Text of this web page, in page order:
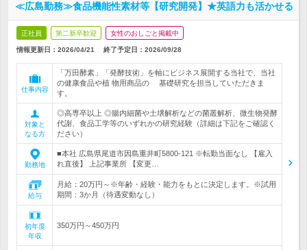
≪広島勤務≫食品機能性素材等【研究開発】★英語力も活かせる
正社員 第二新卒歓迎 女性のおしごと掲載中
情報更新日：2026/04/21 終了予定日： 2026/09/28
仕事内容
「万田酵素」「発酵技術」を軸にビジネス展開する当社で、当社
の健康食品や植 物用商品の 基礎研究を担当していただきま
す。
対象と
なる方
◎高専卒以上 ◎腸内細菌や土壌解析などの菌叢解析、微生物発酵
代謝、食品工学等のいずれかの研究経験（詳細は下記をご確認く
ださい）
勤務地
■本社 広島県尾道市因島重井町5800-121 ※転勤当面なし 【雇入
れ直後】 上記事業所 【変更…
給与
月給：20万円～※年齢・経験・能力をもとに決定します。※試用
期間：3か月（待遇変動なし）
初年度
年収
350万円～450万円